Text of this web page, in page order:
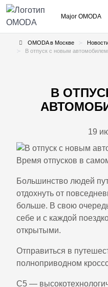
Major OMODA
OMODA в Москве
В отпуск с новым
В
19
Время отпусков в
Большинство людей
отдохнуть от
больше. В свою
себе и с каждой
открытыми.
Отправиться в
полноприводном
С5 —